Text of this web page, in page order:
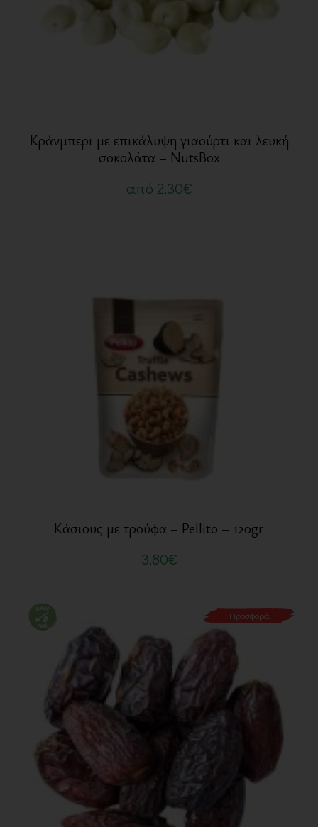
Κράνμπερι με επικάλυψη γιαούρτι και λευκή
σοκολάτα – NutsBox
από 2,30€
Κάσιους με τρούφα – Pellito – 120gr
3,80€
Προσφορά